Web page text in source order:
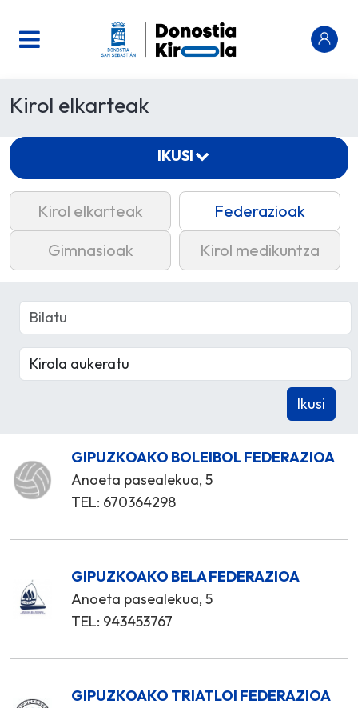
Kirol elkarteak
Kirol elkarteak
Federazioak
Gimnasioak
Kirol medikuntza
GIPUZKOAKO BOLEIBOL FEDERAZIOA
Anoeta pasealekua, 5
TEL: 670364298
GIPUZKOAKO BELA FEDERAZIOA
Anoeta pasealekua, 5
TEL: 943453767
GIPUZKOAKO TRIATLOI FEDERAZIOA
IKUSI